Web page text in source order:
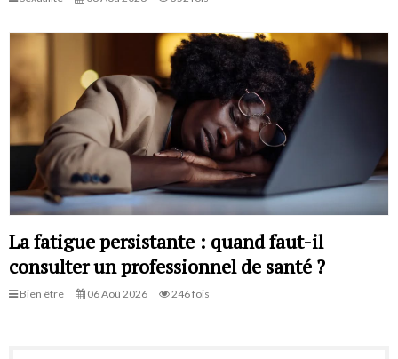
La fatigue persistante : quand faut-il
consulter un professionnel de santé ?
Bien être 06 Aoû 2026 246 fois